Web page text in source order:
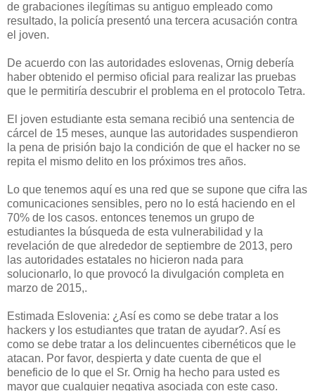
de grabaciones ilegítimas su antiguo empleado como
resultado, la policía presentó una tercera acusación contra
el joven.
De acuerdo con las autoridades eslovenas, Ornig debería
haber obtenido el permiso oficial para realizar las pruebas
que le permitiría descubrir el problema en el protocolo Tetra.
El joven estudiante esta semana recibió una sentencia de
cárcel de 15 meses, aunque las autoridades suspendieron
la pena de prisión bajo la condición de que el hacker no se
repita el mismo delito en los próximos tres años.
Lo que tenemos aquí es una red que se supone que cifra las
comunicaciones sensibles, pero no lo está haciendo en el
70% de los casos. entonces tenemos un grupo de
estudiantes la búsqueda de esta vulnerabilidad y la
revelación de que alrededor de septiembre de 2013, pero
las autoridades estatales no hicieron nada para
solucionarlo, lo que provocó la divulgación completa en
marzo de 2015,.
Estimada Eslovenia: ¿Así es como se debe tratar a los
hackers y los estudiantes que tratan de ayudar?. Así es
como se debe tratar a los delincuentes cibernéticos que le
atacan. Por favor, despierta y date cuenta de que el
beneficio de lo que el Sr. Ornig ha hecho para usted es
mayor que cualquier negativa asociada con este caso.